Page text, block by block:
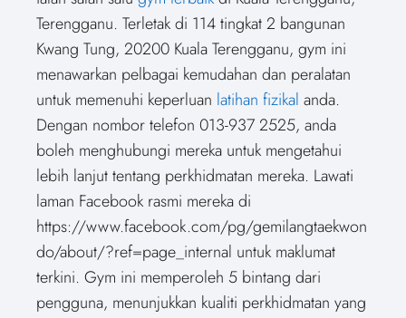
Terengganu. Terletak di 114 tingkat 2 bangunan
Kwang Tung, 20200 Kuala Terengganu, gym ini
menawarkan pelbagai kemudahan dan peralatan
untuk memenuhi keperluan latihan fizikal anda.
Dengan nombor telefon 013-937 2525, anda
boleh menghubungi mereka untuk mengetahui
lebih lanjut tentang perkhidmatan mereka. Lawati
laman Facebook rasmi mereka di
https://www.facebook.com/pg/gemilangtaekwon
do/about/?ref=page_internal untuk maklumat
terkini. Gym ini memperoleh 5 bintang dari
pengguna, menunjukkan kualiti perkhidmatan yang